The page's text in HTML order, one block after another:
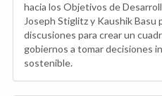
hacia los Objetivos de
Joseph Stiglitz y Kaushik Basu
discusiones para crear un
gobiernos a tomar decisiones
sostenible.